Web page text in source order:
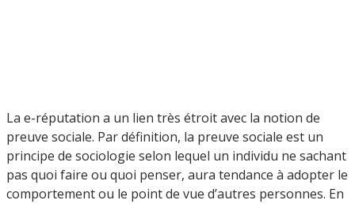
La e-réputation a un lien très étroit avec la notion de
preuve sociale. Par définition, la preuve sociale est un
principe de sociologie selon lequel un individu ne sachant
pas quoi faire ou quoi penser, aura tendance à adopter le
comportement ou le point de vue d’autres personnes. En